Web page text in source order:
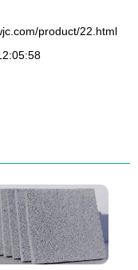
product/22.html